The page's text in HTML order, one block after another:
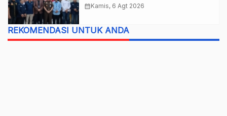
calendar_monthKamis, 6 Agt 2026
REKOMENDASI UNTUK ANDA